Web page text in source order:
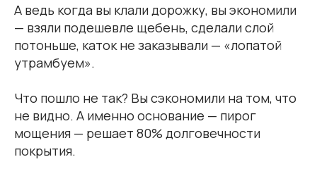
А ведь когда вы клали дорожку, вы экономили
— взяли подешевле щебень, сделали слой
потоньше, каток не заказывали — «лопатой
утрамбуем».
Что пошло не так? Вы сэкономили на том, что
не видно. А именно основание — пирог
мощения — решает 80% долговечности
покрытия.